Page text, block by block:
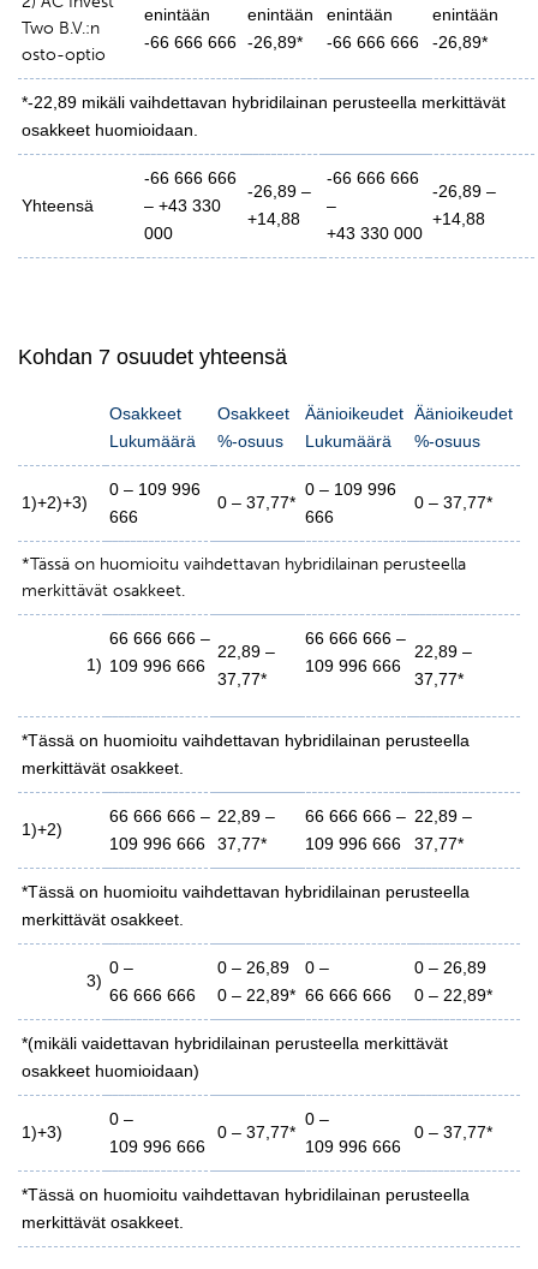
Two B.V.:n
osto-optio
enintään
-66 666 666
enintään
-26,89*
enintään
-66 666 666
enintään
-26,89*
*-22,89 mikäli vaihdettavan hybridilainan perusteella merkittävät
osakkeet huomioidaan.
Yhteensä
-66 666 666
– +43 330
000
-26,89 –
+14,88
-66 666 666
–
+43 330 000
-26,89 –
+14,88
Kohdan 7 osuudet yhteensä
Osakkeet
Lukumäärä
Osakkeet
%-osuus
Äänioikeudet
Lukumäärä
Äänioikeudet
%-osuus
1)+2)+3)
0 – 109 996
666
0 – 37,77*
0 – 109 996
666
0 – 37,77*
*Tässä on huomioitu vaihdettavan hybridilainan perusteella
merkittävät osakkeet.
1)
66 666 666 –
109 996 666
22,89 –
37,77*
66 666 666 –
109 996 666
22,89 –
37,77*
*Tässä on huomioitu vaihdettavan hybridilainan perusteella
merkittävät osakkeet.
1)+2)
66 666 666 –
109 996 666
22,89 –
37,77*
66 666 666 –
109 996 666
22,89 –
37,77*
*Tässä on huomioitu vaihdettavan hybridilainan perusteella
merkittävät osakkeet.
3)
0 –
66 666 666
0 – 26,89
0 – 22,89*
0 –
66 666 666
0 – 26,89
0 – 22,89*
*(mikäli vaidettavan hybridilainan perusteella merkittävät
osakkeet huomioidaan)
1)+3)
0 –
109 996 666
0 – 37,77*
0 –
109 996 666
0 – 37,77*
*Tässä on huomioitu vaihdettavan hybridilainan perusteella
merkittävät osakkeet.